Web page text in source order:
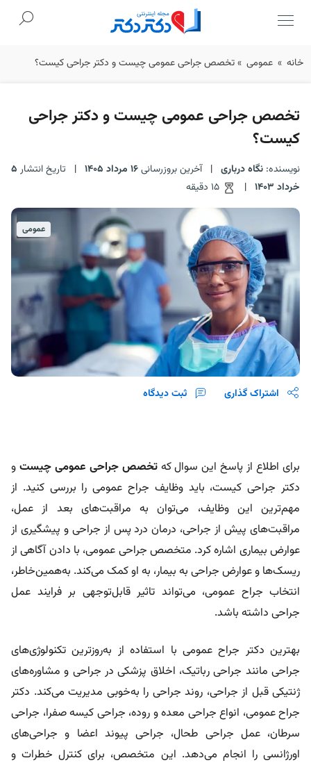
Skip
خانه » عمومی »تخصص جراحی عمومی چیست و دکتر جراحی کیست؟
تخصص جراحی عمومی چیست و دکتر جراحی
کیست؟
نویسنده: نگاه درباری | آخرین بروزرسانی16 مرداد 1405 | تاریخ انتشار 5
خرداد 1403
|
عمومی
اشتراک گذاری ثبت دیدگاه
برای اطلاع از پاسخ این سوال که تخصص جراحی عمومی چیست و
دکتر جراحی کیست، باید وظایف جراح عمومی را بررسی کنید. از
مهم‌ترین این وظایف، می‌توان به مراقبت‌های بعد از عمل،
مراقبت‌های پیش از جراحی، درمان درد پس از جراحی و پیشگیری از
عوارض بیماری اشاره کرد. متخصص جراحی عمومی، با دادن آگاهی از
ریسک‌ها و عوارض جراحی به بیمار، به او کمک می‌کند. به‌همین‌خاطر،
انتخاب جراح عمومی، می‌تواند تاثیر قابل‌توجهی بر فرایند عمل
جراحی داشته باشد.
بهترین دکتر جراح عمومی با استفاده از به‌روزترین تکنولوژی‌های
جراحی مانند جراحی رباتیک، اخلاق پزشکی در جراحی و مشاوره‌های
ژنتیکی قبل از جراحی، روند جراحی را به‌خوبی مدیریت می‌کند. دکتر
جراح عمومی، انواع جراحی معده و روده، جراحی کیسه صفرا، جراحی
سرطان، عمل جراحی طحال، جراحی پیوند اعضا و جراحی‌های
اورژانسی را انجام می‌دهد. این متخصص، برای کنترل خطرات و